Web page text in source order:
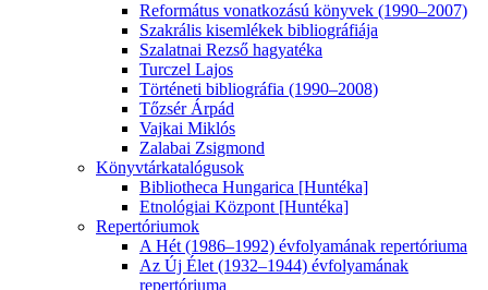
Református vonatkozású könyvek (1990–2007)
Szakrális kisemlékek bibliográfiája
Szalatnai Rezső hagyatéka
Turczel Lajos
Történeti bibliográfia (1990–2008)
Tőzsér Árpád
Vajkai Miklós
Zalabai Zsigmond
Könyvtárkatalógusok
Bibliotheca Hungarica [Huntéka]
Etnológiai Központ [Huntéka]
Repertóriumok
A Hét (1986–1992) évfolyamának repertóriuma
Az Új Élet (1932–1944) évfolyamának
repertóriuma